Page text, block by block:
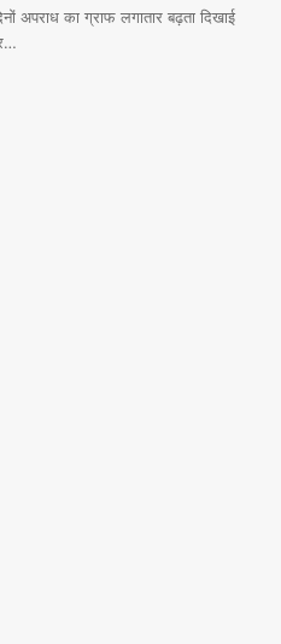
अपराध का ग्राफ लगातार बढ़ता दिखाई